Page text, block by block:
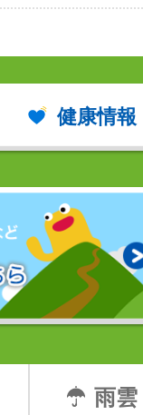
健康情報
雨雲